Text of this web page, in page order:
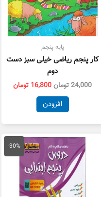
پایه پنجم
کار پنجم ریاضی خیلی سبز دست
دوم
24,000تومان16,800 تومان
افزودن
-30%
قیمت
اصلی
28,000 تومان
بود.
قیمت
فعلی